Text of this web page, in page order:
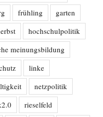
frühling
garten
hochschulpolitik
meinungsbildung
linke
netzpolitik
rieselfeld